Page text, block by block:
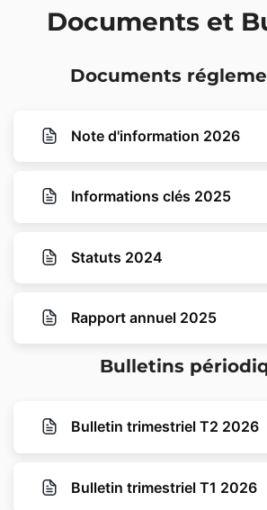
Documents et
Documents
Note d'information 2026
Informations clés 2025
Statuts 2024
Rapport annuel 2025
Bulletins
Bulletin trimestriel T2 2026
Bulletin trimestriel T1 2026